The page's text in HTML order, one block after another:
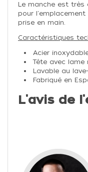
Le manche est très
pour
prise en main.
Caractéristiques
Acier
Tête avec
Lavable au
Fabriqué en
L'avis de